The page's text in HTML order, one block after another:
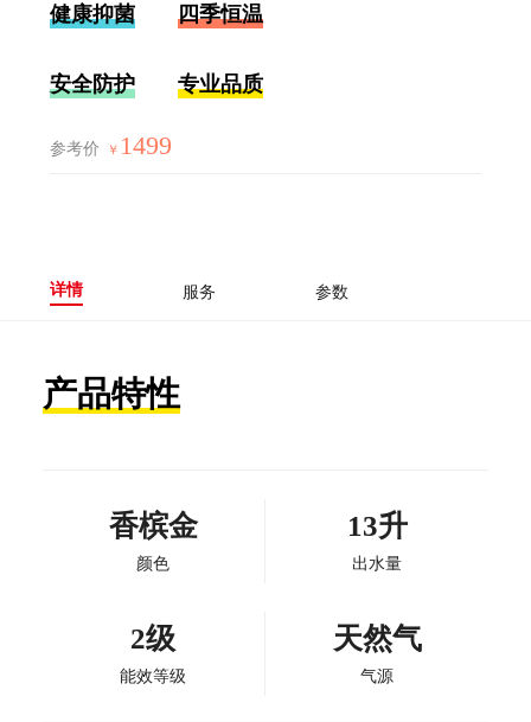
健康抑菌 四季恒温
安全防护 专业品质
参考价 ￥ 1499
详情 服务 参数
产品特性
香槟金
颜色
13升
出水量
2级
能效等级
天然气
气源